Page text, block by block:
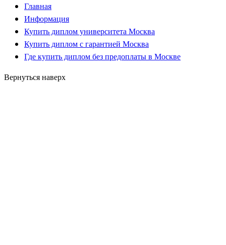
Главная
Информация
Купить диплом университета Москва
Купить диплом с гарантией Москва
Где купить диплом без предоплаты в Москве
Вернуться наверх